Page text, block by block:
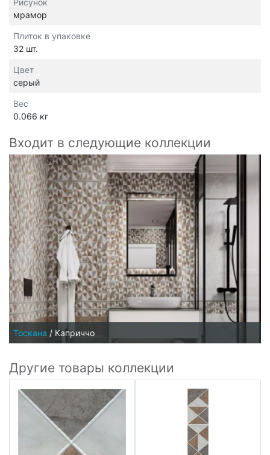
мрамор
Плиток в упаковке
32 шт.
Цвет
серый
Вес
0.066 кг
Входит в следующие коллекции
Тоскана / Каприччо
Другие товары коллекции